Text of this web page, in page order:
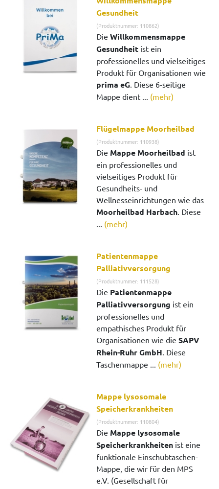
Gesundheit
(Produktnummer: 110862)
DieWillkommensmappe
Gesundheit ist ein
professionelles und vielseitiges
Produkt für Organisationen wie
prima eG. Diese 6-seitige
Mappe dient ... (mehr)
Flügelmappe Moorheilbad
(Produktnummer: 110938)
Die Mappe Moorheilbad ist
ein professionelles und
vielseitiges Produkt für
Gesundheits- und
Wellnesseinrichtungen wie das
Moorheilbad Harbach. Diese
... (mehr)
Patientenmappe
Palliativversorgung
(Produktnummer: 111528)
Die Patientenmappe
Palliativversorgung ist ein
professionelles und
empathisches Produkt für
Organisationen wie dieSAPV
Rhein-Ruhr GmbH. Diese
Taschenmappe ... (mehr)
Mappe lysosomale
Speicherkrankheiten
(Produktnummer: 110804)
Die Mappe lysosomale
Speicherkrankheiten ist eine
funktionale Einschubtaschen-
Mappe, die wir für den MPS
e.V. (Gesellschaft für